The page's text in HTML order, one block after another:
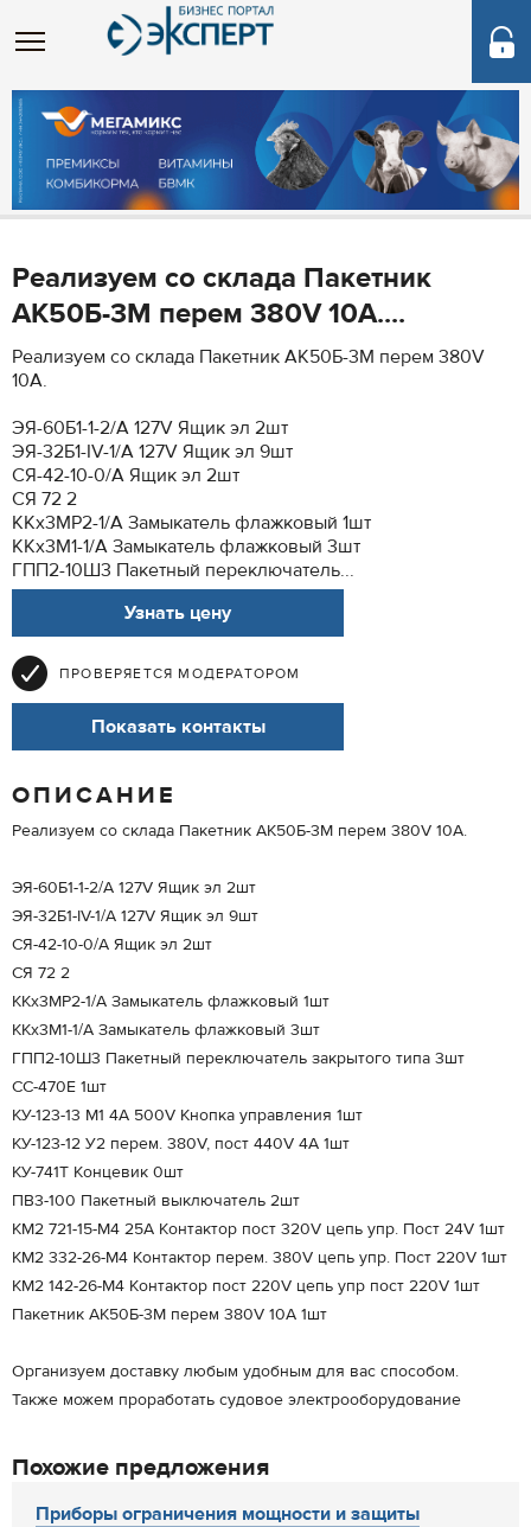
Реализуем со склада Пакетник
АК50Б-3М перем 380V 10А....
Реализуем со склада Пакетник АК50Б-3М перем 380V
10А.
ЭЯ-60Б1-1-2/А 127V Ящик эл 2шт
ЭЯ-32Б1-IV-1/А 127V Ящик эл 9шт
СЯ-42-10-0/А Ящик эл 2шт
СЯ 72 2
ККх3МР2-1/А Замыкатель флажковый 1шт
ККх3М1-1/А Замыкатель флажковый 3шт
ГПП2-10Ш3 Пакетный переключатель...
Узнать цену
ПРОВЕРЯЕТСЯ МОДЕРАТОРОМ
Показать контакты
ОПИСАНИЕ
Реализуем со склада Пакетник АК50Б-3М перем 380V 10А.
ЭЯ-60Б1-1-2/А 127V Ящик эл 2шт
ЭЯ-32Б1-IV-1/А 127V Ящик эл 9шт
СЯ-42-10-0/А Ящик эл 2шт
СЯ 72 2
ККх3МР2-1/А Замыкатель флажковый 1шт
ККх3М1-1/А Замыкатель флажковый 3шт
ГПП2-10Ш3 Пакетный переключатель закрытого типа 3шт
СС-470Е 1шт
КУ-123-13 М1 4А 500V Кнопка управления 1шт
КУ-123-12 У2 перем. 380V, пост 440V 4А 1шт
КУ-741Т Концевик 0шт
ПВ3-100 Пакетный выключатель 2шт
КМ2 721-15-М4 25А Контактор пост 320V цепь упр. Пост 24V 1шт
КМ2 332-26-М4 Контактор перем. 380V цепь упр. Пост 220V 1шт
КМ2 142-26-М4 Контактор пост 220V цепь упр пост 220V 1шт
Пакетник АК50Б-3М перем 380V 10А 1шт
Организуем доставку любым удобным для вас способом.
Также можем проработать судовое электрооборудование
Похожие предложения
Приборы ограничения мощности и защиты